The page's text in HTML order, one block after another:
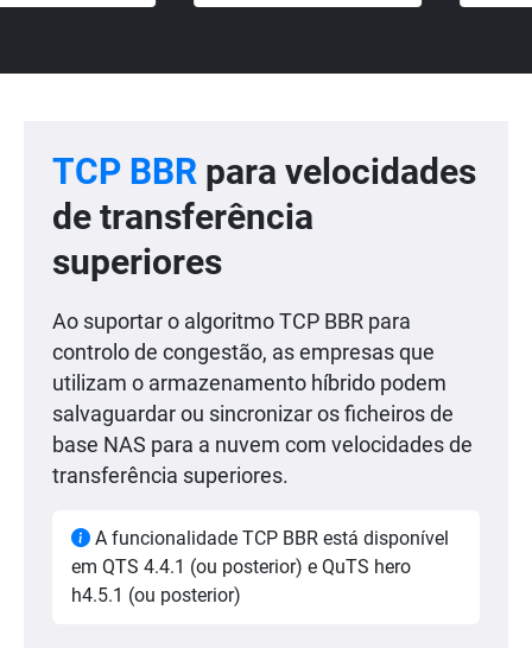
TCP BBR para velocidades
de transferência
superiores
Ao suportar o algoritmo TCP BBR para
controlo de congestão, as empresas que
utilizam o armazenamento híbrido podem
salvaguardar ou sincronizar os ficheiros de
base NAS para a nuvem com velocidades de
transferência superiores.
A funcionalidade TCP BBR está disponível
em QTS 4.4.1 (ou posterior) e QuTS hero
h4.5.1 (ou posterior)